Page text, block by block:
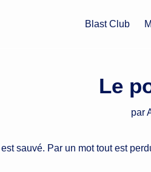
Blast Club
Le
par
sauvé. Par un mot tout est